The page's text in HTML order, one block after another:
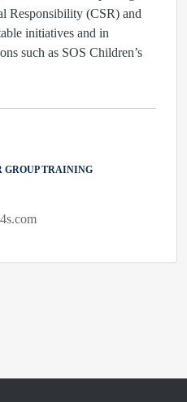
Responsibility (CSR) and
initiatives and in
such as SOS Children’s
GROUP TRAINING